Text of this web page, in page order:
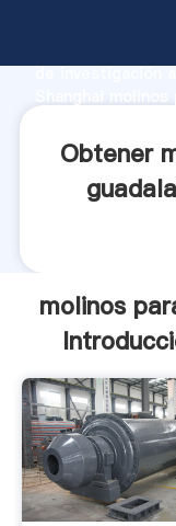
de investigación
clientes.
Obtener
molinos